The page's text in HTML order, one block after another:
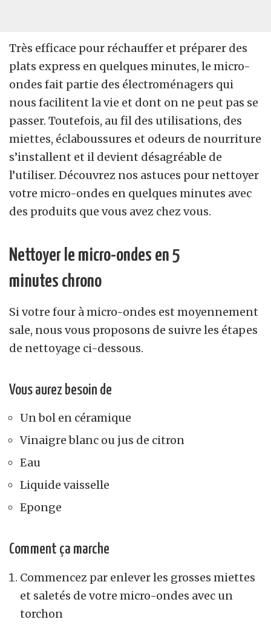
Très efficace pour réchauffer et préparer des
plats express en quelques minutes, le micro-
ondes fait partie des électroménagers qui
nous facilitent la vie et dont on ne peut pas se
passer. Toutefois, au fil des utilisations, des
miettes, éclaboussures et odeurs de nourriture
s’installent et il devient désagréable de
l’utiliser. Découvrez nos astuces pour nettoyer
votre micro-ondes en quelques minutes avec
des produits que vous avez chez vous.
Nettoyer le micro-ondes en 5
minutes chrono
Si votre four à micro-ondes est moyennement
sale, nous vous proposons de suivre les étapes
de nettoyage ci-dessous.
Vous aurez besoin de
Un bol en céramique
Vinaigre blanc ou jus de citron
Eau
Liquide vaisselle
Eponge
Comment ça marche
Commencez par enlever les grosses miettes
et saletés de votre micro-ondes avec un
torchon